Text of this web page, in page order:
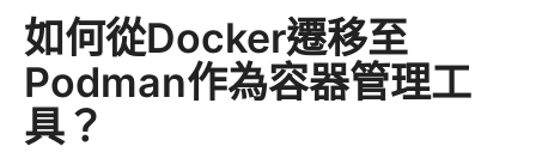
如何從Docker遷移至
Podman作為容器管理工
具？